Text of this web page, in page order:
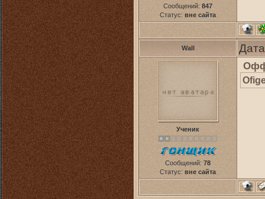
Сообщений: 847
Статус: вне сайта
Wall
Ученик
Сообщений: 78
Статус: вне сайта